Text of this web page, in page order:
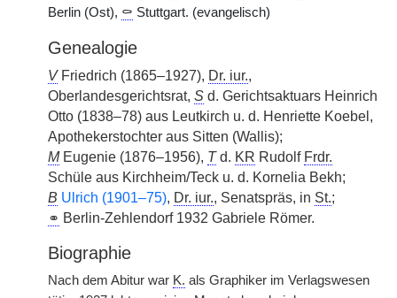
Berlin (Ost), ⚰ Stuttgart. (evangelisch)
Genealogie
VFriedrich (1865–1927), Dr. iur.,
Oberlandesgerichtsrat, S d. Gerichtsaktuars Heinrich
Otto (1838–78) aus Leutkirch u. d. Henriette Koebel,
Apothekerstochter aus Sitten (Wallis);
MEugenie (1876–1956), Td. KR Rudolf Frdr.
Schüle aus Kirchheim/Teck u. d. Kornelia Bekh;
B Ulrich (1901–75), Dr. iur., Senatspräs, in St.;
⚭ Berlin-Zehlendorf 1932 Gabriele Römer.
Biographie
Nach dem Abitur war K. als Graphiker im Verlagswesen